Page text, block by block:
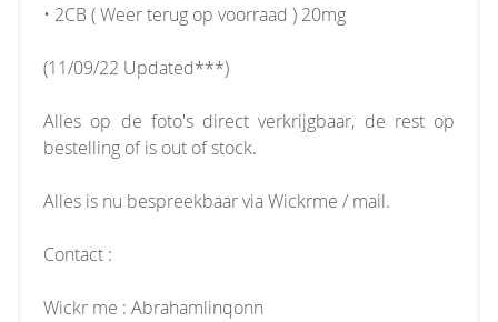
• 2CB ( Weer terug op voorraad ) 20mg
(11/09/22 Updated***)
Alles op de foto's direct verkrijgbaar, de rest op
bestelling of is out of stock.
Alles is nu bespreekbaar via Wickrme / mail.
Contact :
Wickr me : Abrahamlinqonn